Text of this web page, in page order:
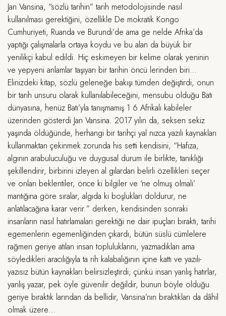
Jan Vansina, “sözlü tarihin” tarih metodolojisinde nasıl
kullanılması gerektiğini, özellikle De mokratik Kongo
Cumhuriyeti, Ruanda ve Burundi’de ama ge nelde Afrika’da
yaptığı çalışmalarla ortaya koydu ve bu alan da büyük bir
yenilikçi kabul edildi. Hiç eskimeyen bir kelime olarak yeninin
ve yepyeni anlamlar taşıyan bir tarihin öncü lerinden biri…
Elinizdeki kitap, sözlü geleneğe bakışı tümden değiştirdi, onun
bir tarih unsuru olarak kullanılabileceğini, mensubu olduğu Batı
dünyasına, henüz Batı’yla tanışmamış 1 6 Afrikalı kabileler
üzerinden gösterdi Jan Vansina. 2017 yılın da, seksen sekiz
yaşında öldüğünde, herhangi bir tarihçi yal nızca yazılı kaynakları
kullanmaktan çekinmek zorunda his setti kendisini, “Hafıza,
algının arabuluculuğu ve duygusal durum ile birlikte, tanıklığı
şekillendirir, birbirini izleyen al gılardan belirli özellikleri seçer
ve onları beklentiler, önce ki bilgiler ve ‘ne olmuş olmalı’
mantığına göre sıralar, algıda ki boşlukları doldurur, ne
anlatılacağına karar verir.” derken, kendisinden sonraki
insanların nasıl hatırlamaları gerektiği ne dair ipuçları bıraktı, tarihi
egemenlerin egemenliğinden çıkardı, bütün süslü cümlelere
rağmen geriye atılan insan topluluklarını, yazmadıkları ama
söyledikleri aracılığıyla ta rih kalabalığının içine kattı ve yazılı-
yazısız bütün kaynakları belirsizleştirdi; çünkü insan yanlış hatırlar,
yanlış yazar, pek öyle güvenilir değildir, bunun böyle olduğu
geriye bıraktık larından da bellidir, Vansina’nın bıraktıkları da dâhil
olmak üzere…